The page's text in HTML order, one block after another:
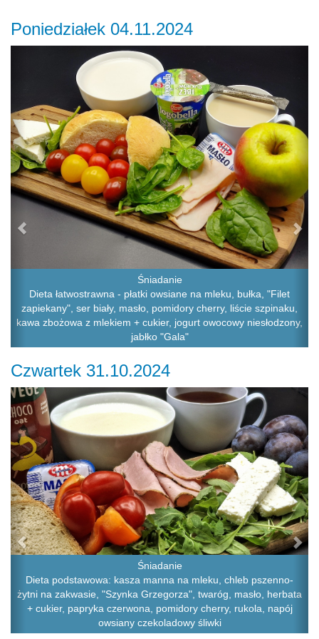
Poniedziałek 04.11.2024
Śniadanie
Dieta łatwostrawna - płatki owsiane na mleku, bułka, "Filet
zapiekany", ser biały, masło, pomidory cherry, liście szpinaku,
kawa zbożowa z mlekiem + cukier, jogurt owocowy niesłodzony,
jabłko "Gala"
Czwartek 31.10.2024
Śniadanie
Dieta podstawowa: kasza manna na mleku, chleb pszenno-
żytni na zakwasie, "Szynka Grzegorza", twaróg, masło, herbata
+ cukier, papryka czerwona, pomidory cherry, rukola, napój
owsiany czekoladowy śliwki
Previous